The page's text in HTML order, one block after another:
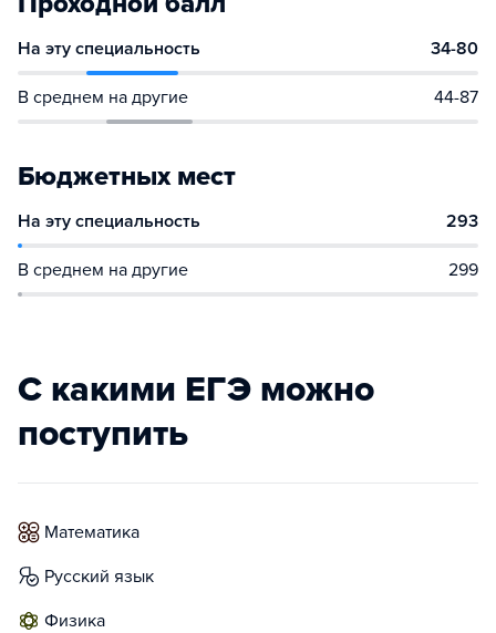
На эту специальность 34-80
В среднем на другие 44-87
Бюджетных мест
На эту специальность 293
В среднем на другие 299
С какими ЕГЭ можно
поступить
математика
русский язык
физика